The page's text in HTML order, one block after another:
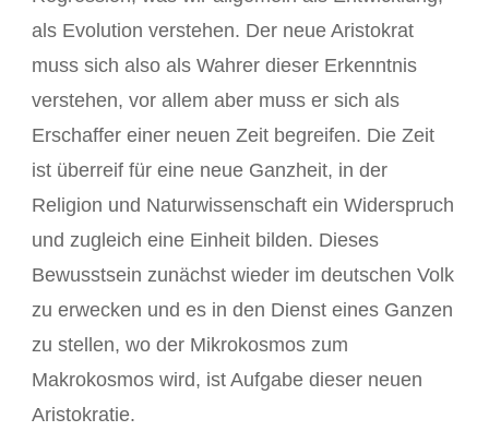
als Evolution verstehen. Der neue Aristokrat
muss sich also als Wahrer dieser Erkenntnis
verstehen, vor allem aber muss er sich als
Erschaffer einer neuen Zeit begreifen. Die Zeit
ist überreif für eine neue Ganzheit, in der
Religion und Naturwissenschaft ein Widerspruch
und zugleich eine Einheit bilden. Dieses
Bewusstsein zunächst wieder im deutschen Volk
zu erwecken und es in den Dienst eines Ganzen
zu stellen, wo der Mikrokosmos zum
Makrokosmos wird, ist Aufgabe dieser neuen
Aristokratie.